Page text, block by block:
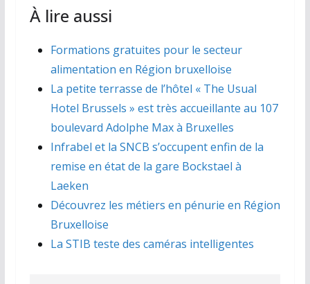
À lire aussi
Formations gratuites pour le secteur
alimentation en Région bruxelloise
La petite terrasse de l’hôtel « The Usual
Hotel Brussels » est très accueillante au 107
boulevard Adolphe Max à Bruxelles
Infrabel et la SNCB s’occupent enfin de la
remise en état de la gare Bockstael à
Laeken
Découvrez les métiers en pénurie en Région
Bruxelloise
La STIB teste des caméras intelligentes